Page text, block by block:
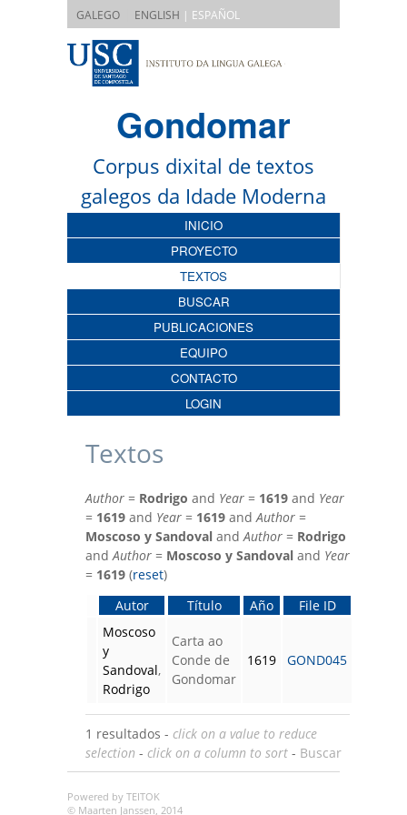
GALEGO ENGLISH | ESPAÑOL
Gondomar
Corpus dixital de textos
galegos da Idade Moderna
INICIO
PROYECTO
TEXTOS
BUSCAR
PUBLICACIONES
EQUIPO
CONTACTO
LOGIN
Textos
Author = Rodrigo and Year = 1619 and Year
= 1619 and Year = 1619 andAuthor =
Moscoso y Sandoval andAuthor = Rodrigo
andAuthor = Moscoso y Sandoval and Year
= 1619 (reset)
Autor
Título Año
File ID
Moscoso
y
Sandoval,
Rodrigo
Carta ao
Conde de
Gondomar
1619 GOND045
1 resultados - click on a value to reduce
selection - click on a column to sort - Buscar
Powered by TEITOK
© Maarten Janssen, 2014